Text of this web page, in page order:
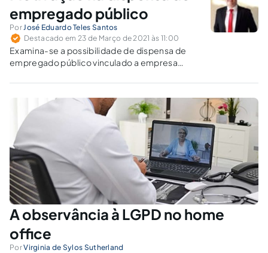
empregado público
Por José Eduardo Teles Santos
Destacado em 23 de Março de 2021 às 11:00
Examina-se a possibilidade de dispensa de
empregado público vinculado a empresa
que haja motivação.
A observância à LGPD no home
office
PorVirginia de Sylos Sutherland